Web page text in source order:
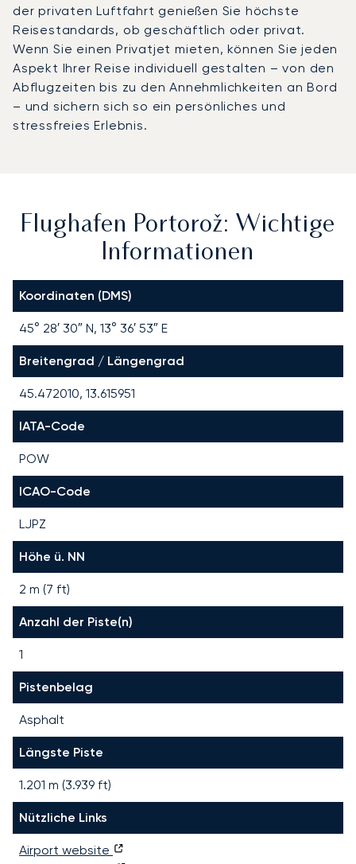
der privaten Luftfahrt genießen Sie höchste
Reisestandards, ob geschäftlich oder privat.
Wenn Sie einen Privatjet mieten, können Sie jeden
Aspekt Ihrer Reise individuell gestalten – von den
Abflugzeiten bis zu den Annehmlichkeiten an Bord
– und sichern sich so ein persönliches und
stressfreies Erlebnis.
Flughafen Portorož: Wichtige
Informationen
Koordinaten (DMS)
45° 28′ 30″ N, 13° 36′ 53″ E
Breitengrad / Längengrad
45.472010, 13.615951
IATA-Code
POW
ICAO-Code
LJPZ
Höhe ü. NN
2 m (7 ft)
Anzahl der Piste(n)
1
Pistenbelag
Asphalt
Längste Piste
1.201 m (3.939 ft)
Nützliche Links
Airport website